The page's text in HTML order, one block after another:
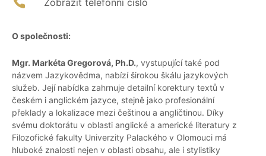
Zobrazit telefonní číslo
O společnosti:
Mgr. Markéta Gregorová, Ph.D., vystupující také pod
názvem Jazykovědma, nabízí širokou škálu jazykových
služeb. Její nabídka zahrnuje detailní korektury textů v
českém i anglickém jazyce, stejně jako profesionální
překlady a lokalizace mezi češtinou a angličtinou. Díky
svému doktorátu v oblasti anglické a americké literatury z
Filozofické fakulty Univerzity Palackého v Olomouci má
hluboké znalosti nejen v oblasti obsahu, ale i stylistiky